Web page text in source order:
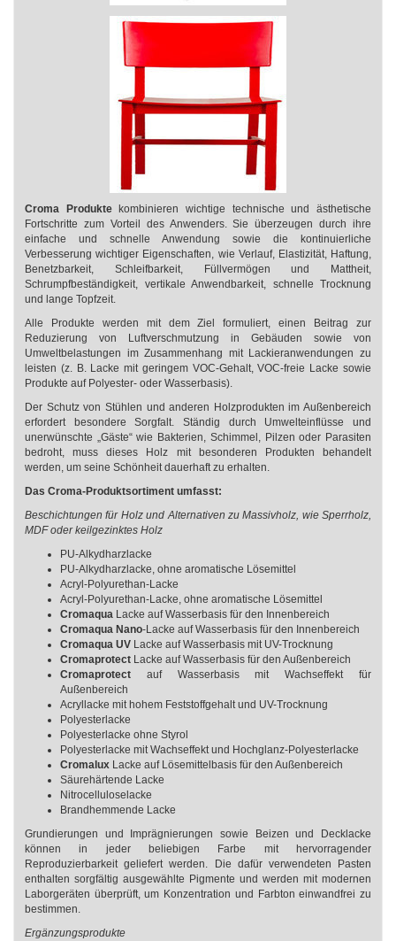
Croma Produktekombinieren wichtige technische und ästhetische
Fortschritte zum Vorteil des Anwenders. Sie überzeugen durch ihre
einfache und schnelle Anwendung sowie die kontinuierliche
Verbesserung wichtiger Eigenschaften, wie Verlauf, Elastizität, Haftung,
Benetzbarkeit, Schleifbarkeit, Füllvermögen und Mattheit,
Schrumpfbeständigkeit, vertikale Anwendbarkeit, schnelle Trocknung
und lange Topfzeit.
Alle Produkte werden mit dem Ziel formuliert, einen Beitrag zur
Reduzierung von Luftverschmutzung in Gebäuden sowie von
Umweltbelastungen im Zusammenhang mit Lackieranwendungen zu
leisten (z. B. Lacke mit geringem VOC-Gehalt, VOC-freie Lacke sowie
Produkte auf Polyester- oder Wasserbasis).
Der Schutz von Stühlen und anderen Holzprodukten im Außenbereich
erfordert besondere Sorgfalt. Ständig durch Umwelteinflüsse und
unerwünschte „Gäste“ wie Bakterien, Schimmel, Pilzen oder Parasiten
bedroht, muss dieses Holz mit besonderen Produkten behandelt
werden, um seine Schönheit dauerhaft zu erhalten.
Das Croma-Produktsortiment umfasst:
Beschichtungen für Holz und Alternativen zu Massivholz, wie Sperrholz,
MDF oder keilgezinktes Holz
PU-Alkydharzlacke
PU-Alkydharzlacke, ohne aromatische Lösemittel
Acryl-Polyurethan-Lacke
Acryl-Polyurethan-Lacke, ohne aromatische Lösemittel
Cromaqua Lacke auf Wasserbasis für den Innenbereich
Cromaqua Nano-Lacke auf Wasserbasis für den Innenbereich
Cromaqua UV Lacke auf Wasserbasis mit UV-Trocknung
Cromaprotect Lacke auf Wasserbasis für den Außenbereich
Cromaprotect auf Wasserbasis mit Wachseffekt für
Außenbereich
Acryllacke mit hohem Feststoffgehalt und UV-Trocknung
Polyesterlacke
Polyesterlacke ohne Styrol
Polyesterlacke mit Wachseffekt und Hochglanz-Polyesterlacke
Cromalux Lacke auf Lösemittelbasis für den Außenbereich
Säurehärtende Lacke
Nitrocelluloselacke
Brandhemmende Lacke
Grundierungen und Imprägnierungen sowie Beizen und Decklacke
können in jeder beliebigen Farbe mit hervorragender
Reproduzierbarkeit geliefert werden. Die dafür verwendeten Pasten
enthalten sorgfältig ausgewählte Pigmente und werden mit modernen
Laborgeräten überprüft, um Konzentration und Farbton einwandfrei zu
bestimmen.
Ergänzungsprodukte